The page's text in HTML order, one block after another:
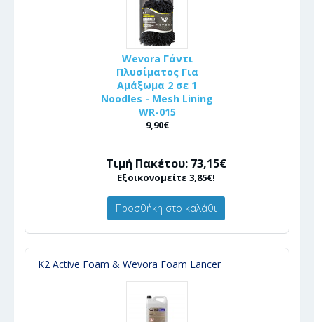
Wevora Γάντι
Πλυσίματος Για
Αμάξωμα 2 σε 1
Noodles - Mesh Lining
WR-015
9,90€
Τιμή Πακέτου: 73,15€
Εξοικονομείτε 3,85€!
Προσθήκη στο καλάθι
K2 Active Foam & Wevora Foam Lancer